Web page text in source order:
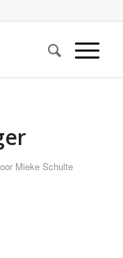
Mieke Schulte